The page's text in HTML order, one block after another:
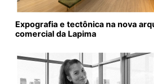
Expografia e tectônica na nova
comercial da Lapima